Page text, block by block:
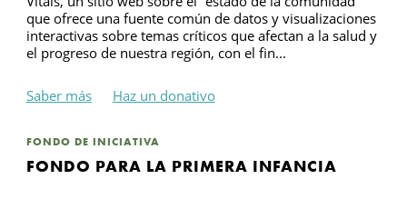
que ofrece una fuente común de datos y visualizaciones
interactivas sobre temas críticos que afectan a la salud y
el progreso de nuestra región, con el fin...
Saber más Haz un donativo
FONDO DE INICIATIVA
FONDO PARA LA PRIMERA INFANCIA